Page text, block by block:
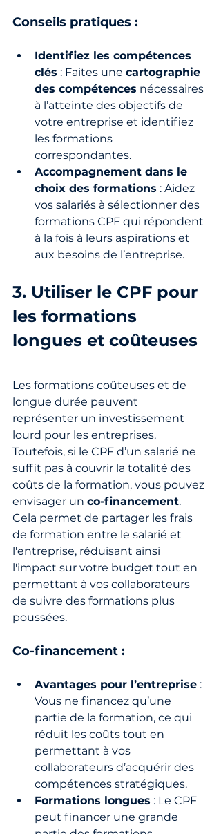
Conseils pratiques :
Identifiez les compétences
clés : Faites une cartographie
des compétences nécessaires
à l’atteinte des objectifs de
votre entreprise et identifiez
les formations
correspondantes.
Accompagnement dans le
choix des formations : Aidez
vos salariés à sélectionner des
formations CPF qui répondent
à la fois à leurs aspirations et
aux besoins de l’entreprise.
3. Utiliser le CPF pour
les formations
longues et coûteuses
Les formations coûteuses et de
longue durée peuvent
représenter un investissement
lourd pour les entreprises.
Toutefois, si le CPF d’un salarié ne
suffit pas à couvrir la totalité des
coûts de la formation, vous pouvez
envisager un co-financement.
Cela permet de partager les frais
de formation entre le salarié et
l'entreprise, réduisant ainsi
l'impact sur votre budget tout en
permettant à vos collaborateurs
de suivre des formations plus
poussées.
Co-financement :
Avantages pour l’entreprise :
Vous ne financez qu’une
partie de la formation, ce qui
réduit les coûts tout en
permettant à vos
collaborateurs d’acquérir des
compétences stratégiques.
Formations longues : Le CPF
peut financer une grande